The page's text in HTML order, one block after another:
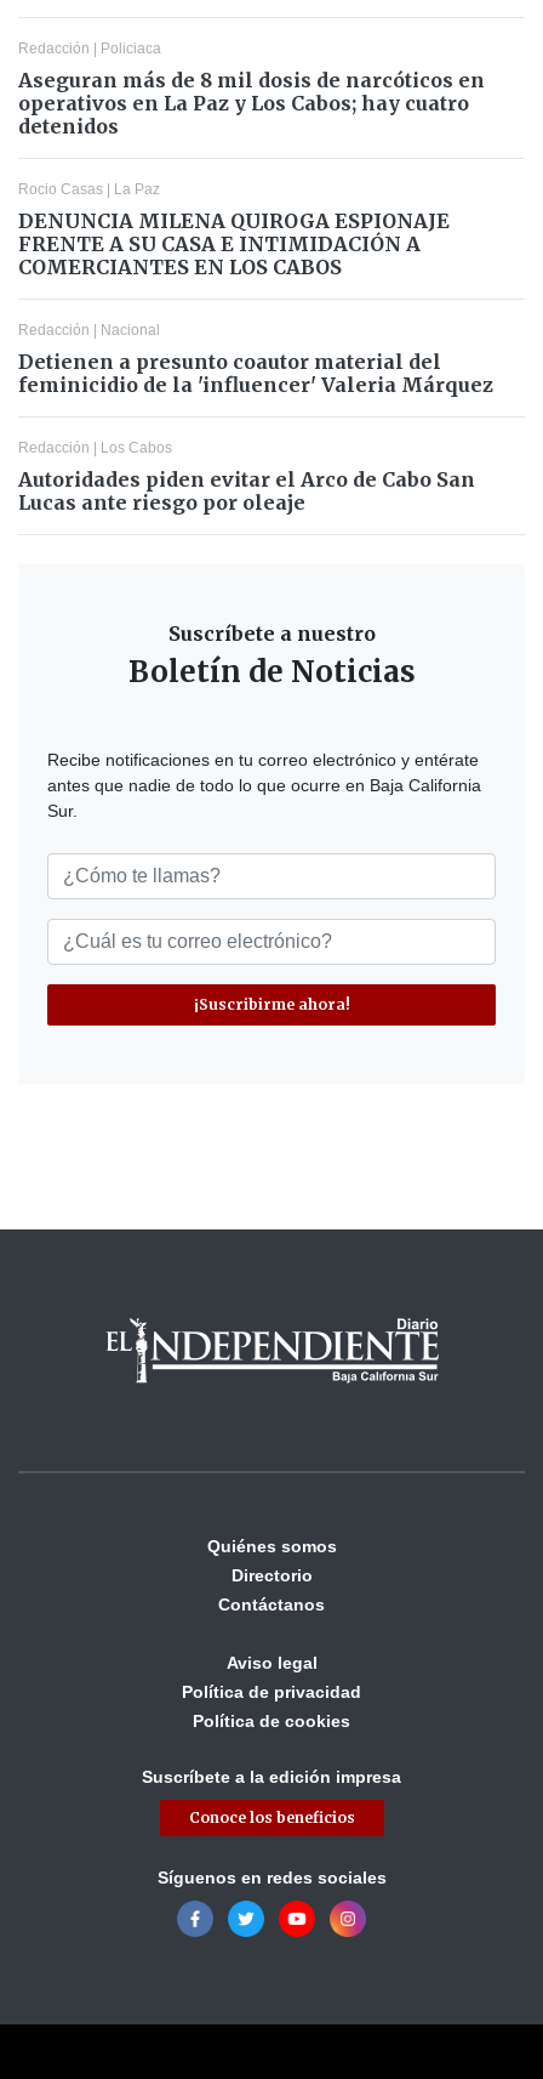
Redacción Policiaca
Aseguran más de 8 mil dosis de narcóticos en
operativos en La Paz y Los Cabos; hay cuatro
detenidos
Rocio Casas La Paz
DENUNCIA MILENA QUIROGA ESPIONAJE
FRENTE A SU CASA E INTIMIDACIÓN A
COMERCIANTES EN LOS CABOS
Redacción Nacional
Detienen a presunto coautor material del
feminicidio de la 'influencer' Valeria Márquez
Redacción Los Cabos
Autoridades piden evitar el Arco de Cabo San
Lucas ante riesgo por oleaje
Suscríbete a nuestro
Boletín de Noticias
Recibe notificaciones en tu correo electrónico y entérate
antes que nadie de todo lo que ocurre en Baja California
Sur.
¡Suscribirme ahora!
Quiénes somos
Directorio
Contáctanos
Aviso legal
Política de privacidad
Política de cookies
Suscríbete a la edición impresa
Conoce los beneficios
Síguenos en redes sociales